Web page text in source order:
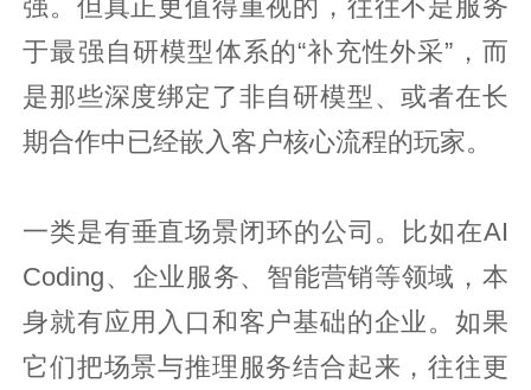
强。但真正更值得重视的，往往不是服务
于最强自研模型体系的“补充性外采”，而
是那些深度绑定了非自研模型、或者在长
期合作中已经嵌入客户核心流程的玩家。
一类是有垂直场景闭环的公司。比如在AI
Coding、企业服务、智能营销等领域，本
身就有应用入口和客户基础的企业。如果
它们把场景与推理服务结合起来，往往更